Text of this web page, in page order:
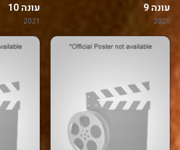
עונה 9
2020
עונה 10
2021